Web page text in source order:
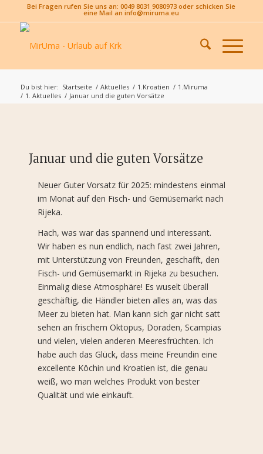
Bei Fragen rufen Sie uns an: 0049 8031 9080973 oder schicken Sie
eine Mail an info@miruma.eu
Du bist hier: Startseite / Aktuelles / 1.Kroatien / 1.Miruma
/ 1. Aktuelles / Januar und die guten Vorsätze
Januar und die guten Vorsätze
Neuer Guter Vorsatz für 2025: mindestens einmal
im Monat auf den Fisch- und Gemüsemarkt nach
Rijeka.
Hach, was war das spannend und interessant.
Wir haben es nun endlich, nach fast zwei Jahren,
mit Unterstützung von Freunden, geschafft, den
Fisch- und Gemüsemarkt in Rijeka zu besuchen.
Einmalig diese Atmosphäre! Es wuselt überall
geschäftig, die Händler bieten alles an, was das
Meer zu bieten hat. Man kann sich gar nicht satt
sehen an frischem Oktopus, Doraden, Scampias
und vielen, vielen anderen Meeresfrüchten. Ich
habe auch das Glück, dass meine Freundin eine
excellente Köchin und Kroatien ist, die genau
weiß, wo man welches Produkt von bester
Qualität und wie einkauft.